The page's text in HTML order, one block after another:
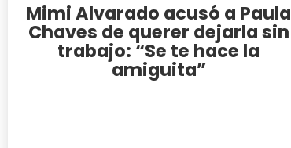
Mimi Alvarado acusó a Paula
Chaves de querer dejarla sin
trabajo: “Se te hace la
amiguita”